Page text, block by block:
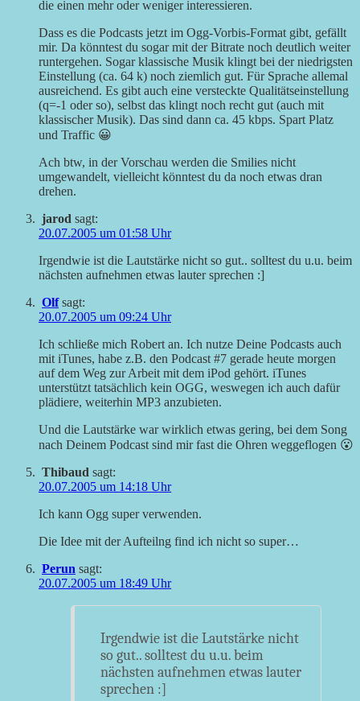
die einen mehr oder weniger interessieren.
Dass es die Podcasts jetzt im Ogg-Vorbis-Format gibt, gefällt
mir. Da könntest du sogar mit der Bitrate noch deutlich weiter
runtergehen. Sogar klassische Musik klingt bei der niedrigsten
Einstellung (ca. 64 k) noch ziemlich gut. Für Sprache allemal
ausreichend. Es gibt auch eine versteckte Qualitätseinstellung
(q=-1 oder so), selbst das klingt noch recht gut (auch mit
klassischer Musik). Das sind dann ca. 45 kbps. Spart Platz
und Traffic 😀
Ach btw, in der Vorschau werden die Smilies nicht
umgewandelt, vielleicht könntest du da noch etwas dran
drehen.
jarod sagt:
20.07.2005 um 01:58 Uhr
Irgendwie ist die Lautstärke nicht so gut.. solltest du u.u. beim
nächsten aufnehmen etwas lauter sprechen :]
Olf sagt:
20.07.2005 um 09:24 Uhr
Ich schließe mich Robert an. Ich nutze Deine Podcasts auch
mit iTunes, habe z.B. den Podcast #7 gerade heute morgen
auf dem Weg zur Arbeit mit dem iPod gehört. iTunes
unterstützt tatsächlich kein OGG, weswegen ich auch dafür
plädiere, weiterhin MP3 anzubieten.
Und die Lautstärke war wirklich etwas gering, bei dem Song
nach Deinem Podcast sind mir fast die Ohren weggeflogen 😮
Thibaud sagt:
20.07.2005 um 14:18 Uhr
Ich kann Ogg super verwenden.
Die Idee mit der Aufteilng find ich nicht so super…
Perun sagt:
20.07.2005 um 18:49 Uhr
Irgendwie ist die Lautstärke nicht
so gut.. solltest du u.u. beim
nächsten aufnehmen etwas lauter
sprechen :]